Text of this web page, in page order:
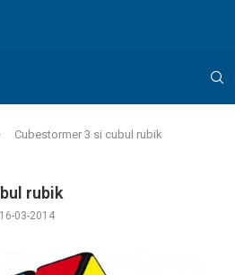
Cubestormer 3 si cubul rubik
rubik
16-03-2014